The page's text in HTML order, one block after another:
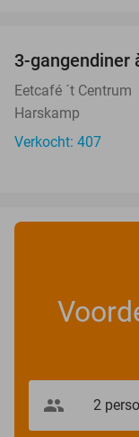
3-gangendiner
Eetcafé ´t Centrum
Harskamp
Verkocht: 407